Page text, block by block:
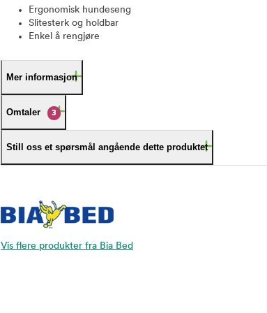
Ergonomisk hundeseng
Slitesterk og holdbar
Enkel å rengjøre
Mer informasjon
Omtaler 3
Still oss et spørsmål angående dette produktet
Vis flere produkter fra Bia Bed